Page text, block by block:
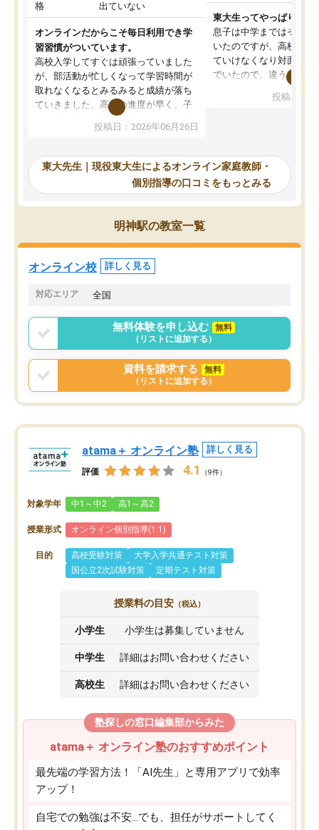
格
出ていない
オンラインだからこそ毎日利用でき学
習習慣がついています。
高校入学してすぐは頑張っていました
が、部活動が忙しくなって学習時間が
取れなくなるとみるみると成績が落ち
ていきました。高校の進度が早く、子
供も家に帰って勉強の話すると嫌な反
応を示します。東大先生にお願いして
れるので、親としても安心です。毎日
使える自習室とかもあり、わからない
ところがあれば先生が回答してくれる
のも重宝しています。
投稿日：2026年06月26日
東大生ってやっぱりすご
息子は中学まではそこそ
いたのですが、高校に入
ていけなくなり対面の塾
でいたので、違うアプロ
で、当初は模試でD判定
自習室が毎日使えていつ
るのが心強かったよう
謝です。
投稿日：
東大先生｜現役東大生によるオンライン家庭教師・
個別指導の口コミをもっとみる
明神駅の教室一覧
オンライン校 詳しく見る
対応エリア 全国
無料体験を申し込む
無料
（リストに追加する）
資料を請求する
無料
（リストに追加する）
atama＋ オンライン塾 詳しく見る
評価 4.1 （9件）
対象学年 中1～中2 高1～高2
授業形式 オンライン個別指導(1:1)
目的 高校受験対策
大学入学共通テスト対策
国公立2次試験対策
定期テスト対策
授業料の目安 （税込）
小学生 小学生は募集していません
中学生 詳細はお問い合わせください
高校生 詳細はお問い合わせください
塾探しの窓口編集部からみた
atama＋ オンライン塾のおすすめポイント
最先端の学習方法！「AI先生」と専用アプリで効率
アップ！
自宅での勉強は不安…でも、担任がサポートしてく